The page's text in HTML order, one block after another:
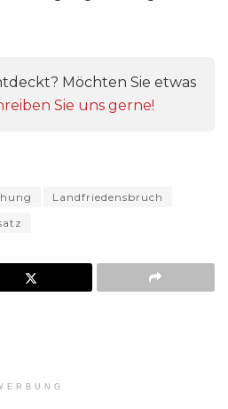
Möchten Sie etwas
Sie uns gerne!
Landfriedensbruch